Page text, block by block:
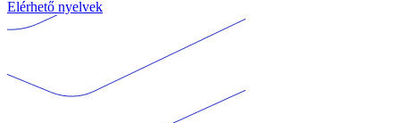
Elérhető nyelvek